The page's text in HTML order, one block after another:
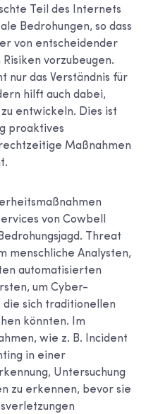
Teil des Internets
Bedrohungen, so dass
von entscheidender
vorzubeugen.
nur das Verständnis für
hilft auch dabei,
entwickeln. Dies ist
proaktives
Maßnahmen
von Cowbell
Threat
menschliche Analysten,
automatisierten
um Cyber-
die sich traditionellen
könnten. Im
wie z. B. Incident
in einer
Untersuchung
zu erkennen, bevor sie